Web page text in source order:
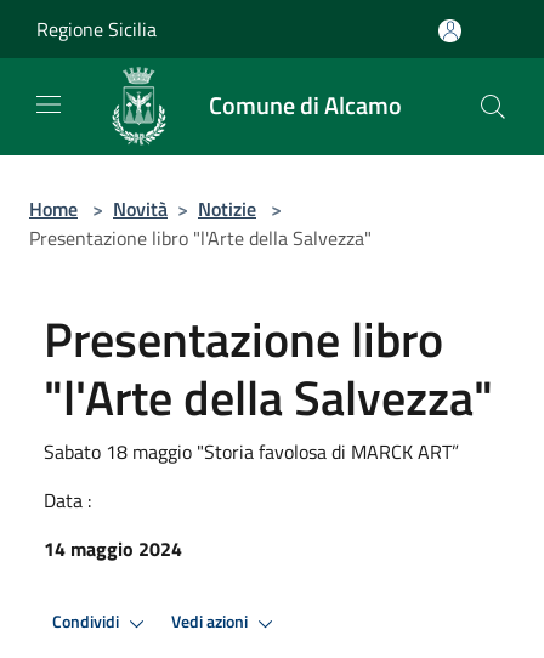
Regione Sicilia
Comune di Alcamo
Home > Novità > Notizie >
Presentazione libro "l'Arte della Salvezza"
Presentazione libro
"l'Arte della Salvezza"
Sabato 18 maggio "Storia favolosa di MARCK ART”
Data :
14 maggio 2024
Condividi Vedi azioni